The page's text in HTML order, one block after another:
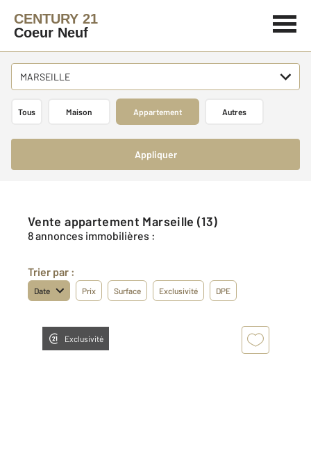
CENTURY 21
Coeur Neuf
MARSEILLE
Tous Maison Appartement Autres
Appliquer
Vente appartement Marseille (13)
8 annonces immobilières :
Trier par :
Date Prix Surface Exclusivité DPE
Exclusivité